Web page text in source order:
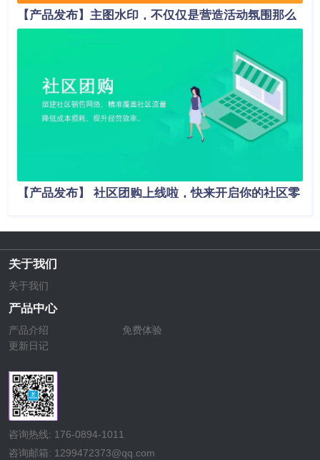
【产品发布】主图水印，不仅仅是营造活动氛围那么
简单！
【产品发布】 社区团购上线啦，快来开启你的社区零
关于我们
关于我们
产品中心
产品介绍
免费体验
更新日记
咨询热线: 176-0894-1011
咨询邮箱: 1299472373@qq.com